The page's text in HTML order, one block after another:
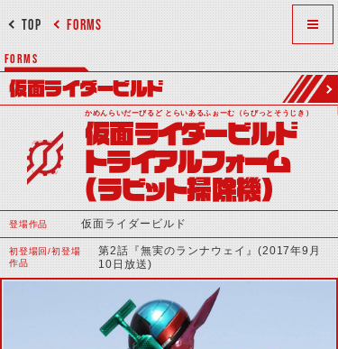
FORMS
TOP
FORMS
仮面ライダービルド
かめんらいだーびるど とらいあるふぉーむ（らびっとそうじき）
仮面ライダービルド
トライアルフォーム
(ラビット掃除機)
登場作品 仮面ライダービルド
初登場回/初登場
作品
第2話『無実のランナウェイ』(2017年9月
10日放送)